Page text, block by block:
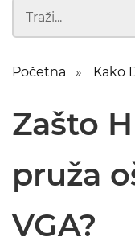
Početna Kako
Zašto
pruža
VGA?